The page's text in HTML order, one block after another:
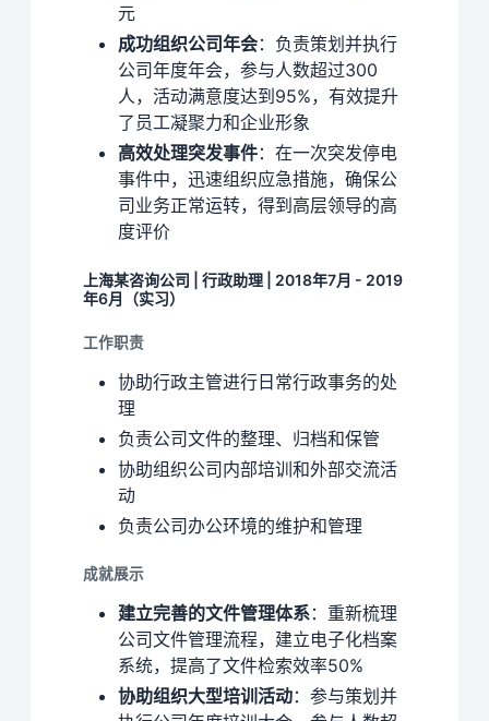
元
成功组织公司年会：负责策划并执行
公司年度年会，参与人数超过300
人，活动满意度达到95%，有效提升
了员工凝聚力和企业形象
高效处理突发事件：在一次突发停电
事件中，迅速组织应急措施，确保公
司业务正常运转，得到高层领导的高
度评价
上海某咨询公司 | 行政助理 | 2018年7月 - 2019
年6月（实习）
工作职责
协助行政主管进行日常行政事务的处
理
负责公司文件的整理、归档和保管
协助组织公司内部培训和外部交流活
动
负责公司办公环境的维护和管理
成就展示
建立完善的文件管理体系：重新梳理
公司文件管理流程，建立电子化档案
系统，提高了文件检索效率50%
协助组织大型培训活动：参与策划并